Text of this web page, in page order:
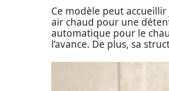
Ce modèle peut accueillir
air chaud pour une
automatique pour le
l’avance. De plus, sa